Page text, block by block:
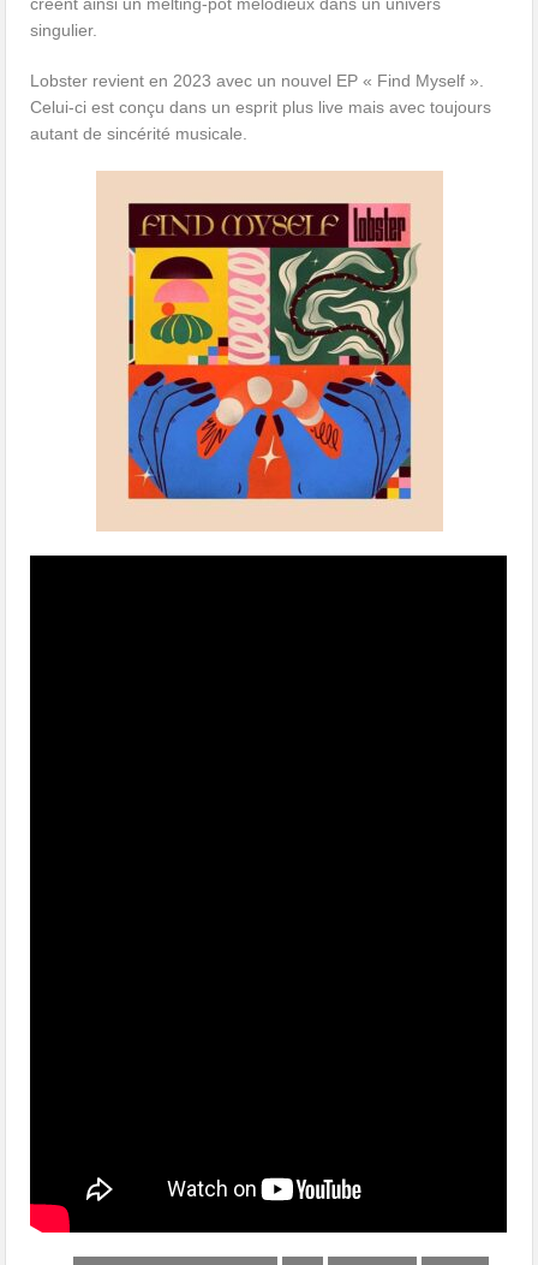
singulier.
Lobster revient en 2023 avec un nouvel EP « Find Myself ».
Celui-ci est conçu dans un esprit plus live mais avec toujours
autant de sincérité musicale.